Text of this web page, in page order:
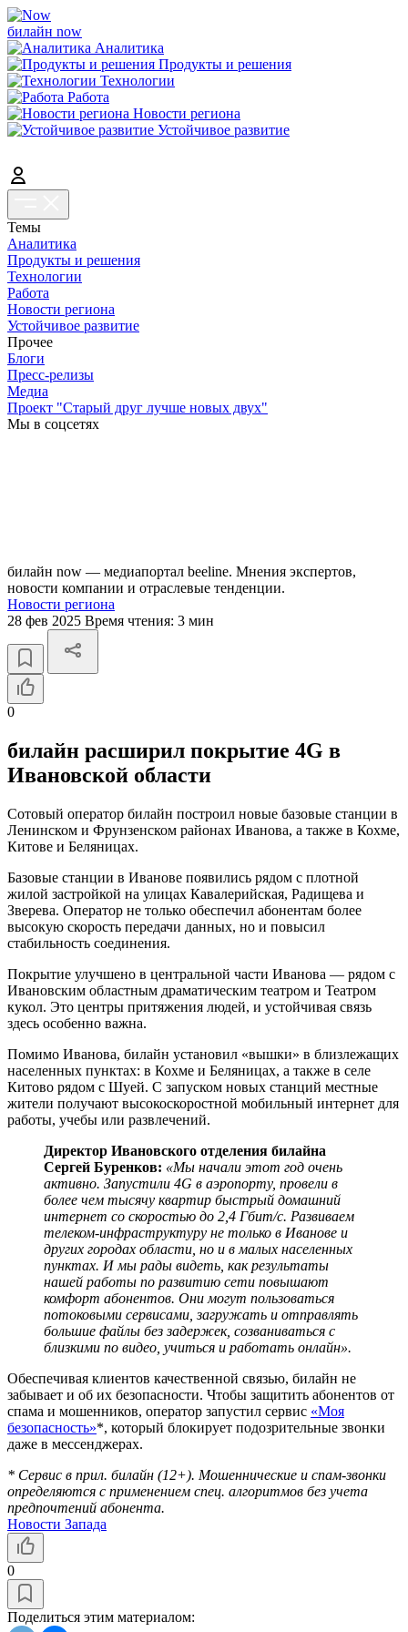
билайн now
Аналитика
Продукты и решения
Технологии
Работа
Новости региона
Устойчивое развитие
Темы
Аналитика
Продукты и решения
Технологии
Работа
Новости региона
Устойчивое развитие
Прочее
Блоги
Пресс-релизы
Медиа
Проект "Старый друг лучше новых двух"
Мы в соцсетях
билайн now — медиапортал beeline. Мнения экспертов,
новости компании и отраслевые тенденции.
Новости региона
28 фев 2025 Время чтения: 3 мин
0
билайн расширил покрытие 4G в
Ивановской области
Сотовый оператор билайн построил новые базовые станции в
Ленинском и Фрунзенском районах Иванова, а также в Кохме,
Китове и Беляницах.
Базовые станции в Иванове появились рядом с плотной
жилой застройкой на улицах Кавалерийская, Радищева и
Зверева. Оператор не только обеспечил абонентам более
высокую скорость передачи данных, но и повысил
стабильность соединения.
Покрытие улучшено в центральной части Иванова — рядом с
Ивановским областным драматическим театром и Театром
кукол. Это центры притяжения людей, и устойчивая связь
здесь особенно важна.
Помимо Иванова, билайн установил «вышки» в близлежащих
населенных пунктах: в Кохме и Беляницах, а также в селе
Китово рядом с Шуей. С запуском новых станций местные
жители получают высокоскоростной мобильный интернет для
работы, учебы или развлечений.
Директор Ивановского отделения билайна
Сергей Буренков: «Мы начали этот год очень
активно. Запустили 4G в аэропорту, провели в
более чем тысячу квартир быстрый домашний
интернет со скоростью до 2,4 Гбит/с. Развиваем
телеком-инфраструктуру не только в Иванове и
других городах области, но и в малых населенных
пунктах. И мы рады видеть, как результаты
нашей работы по развитию сети повышают
комфорт абонентов. Они могут пользоваться
потоковыми сервисами, загружать и отправлять
большие файлы без задержек, созваниваться с
близкими по видео, учиться и работать онлайн».
Обеспечивая клиентов качественной связью, билайн не
забывает и об их безопасности. Чтобы защитить абонентов от
спама и мошенников, оператор запустил сервис «Моя
безопасность»*, который блокирует подозрительные звонки
даже в мессенджерах.
* Сервис в прил. билайн (12+). Мошеннические и спам-звонки
определяются с применением спец. алгоритмов без учета
предпочтений абонента.
Новости Запада
0
Поделиться этим материалом: